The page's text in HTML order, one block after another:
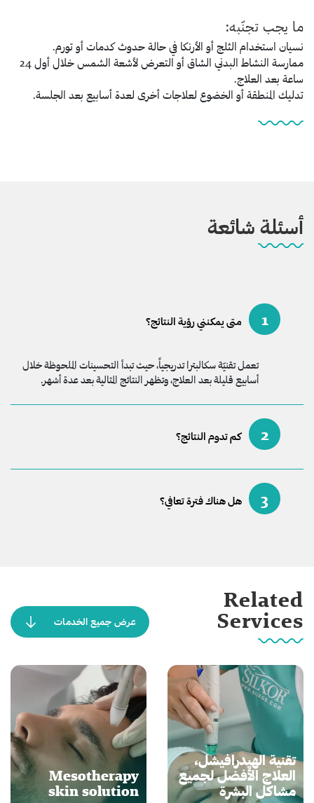
ما يجب تجنّبه:
نسيان استخدام الثلج أو الأرنكا في حالة حدوث كدمات أو تورم.
ممارسة النشاط البدني الشاق أو التعرض لأشعة الشمس خلال أول 24
ساعة بعد العلاج.
تدليك المنطقة أو الخضوع لعلاجات أخرى لعدة أسابيع بعد الجلسة.
أسئلة شائعة
1 متى يمكنني رؤية النتائج؟
تعمل تقنيّة سكالبترا تدريجياً، حيث تبدأ التحسينات الملحوظة خلال
أسابيع قليلة بعد العلاج، وتظهر النتائج المثالية بعد عدة أشهر.
2 كم تدوم النتائج؟
3 هل هناك فترة تعافي؟
Related
Services عرض جميع الخدمات
تقنية الهيدرافيشل،
العلاج الأفضل لجميع
مشاكل البشرة
Mesotherapy
skin solution